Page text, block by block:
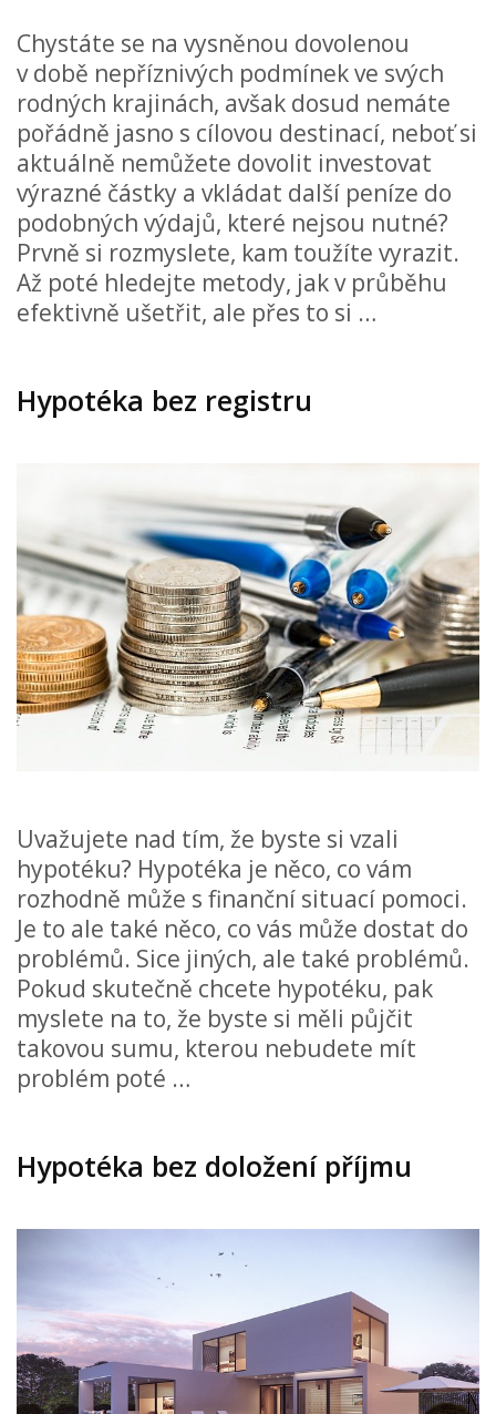
Chystáte se na vysněnou dovolenou
v době nepříznivých podmínek ve svých
rodných krajinách, avšak dosud nemáte
pořádně jasno s cílovou destinací, neboť si
aktuálně nemůžete dovolit investovat
výrazné částky a vkládat další peníze do
podobných výdajů, které nejsou nutné?
Prvně si rozmyslete, kam toužíte vyrazit.
Až poté hledejte metody, jak v průběhu
efektivně ušetřit, ale přes to si …
Hypotéka bez registru
Uvažujete nad tím, že byste si vzali
hypotéku? Hypotéka je něco, co vám
rozhodně může s finanční situací pomoci.
Je to ale také něco, co vás může dostat do
problémů. Sice jiných, ale také problémů.
Pokud skutečně chcete hypotéku, pak
myslete na to, že byste si měli půjčit
takovou sumu, kterou nebudete mít
problém poté …
Hypotéka bez doložení příjmu